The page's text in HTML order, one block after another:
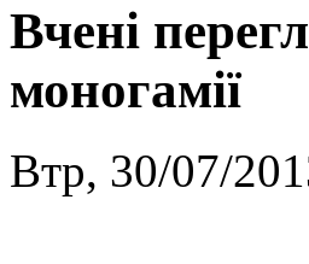
Вчені
моногамії
Втр, 30/07/